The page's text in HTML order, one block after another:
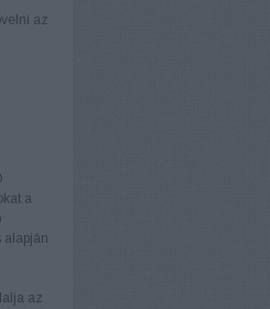
az
a
alapján
az